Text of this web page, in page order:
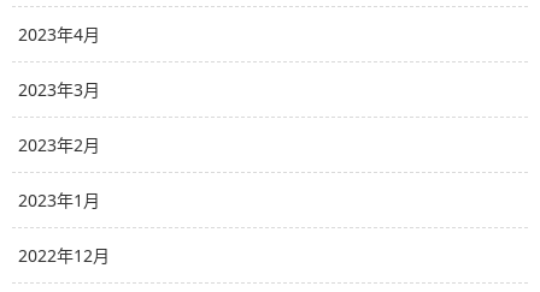
2023年4月
2023年3月
2023年2月
2023年1月
2022年12月